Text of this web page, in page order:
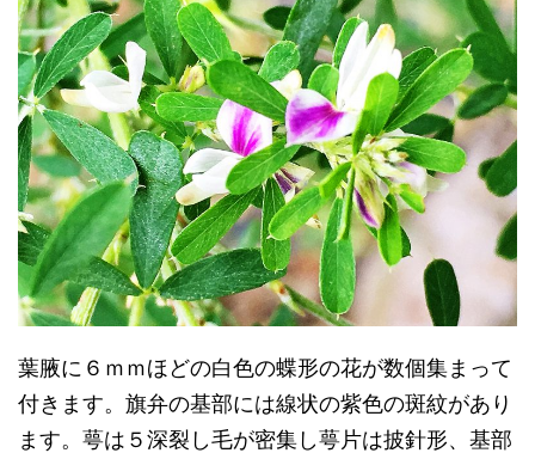
葉腋に６ｍｍほどの白色の蝶形の花が数個集まって
付きます。旗弁の基部には線状の紫色の斑紋があり
ます。萼は５深裂し毛が密集し萼片は披針形、基部